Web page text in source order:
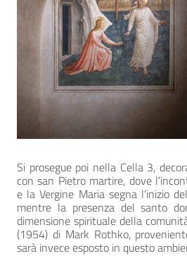
Si prosegue poi nella Cella 3,
con san Pietro martire, dove
e la Vergine Maria segna l’inizio
mentre la presenza del santo
dimensione spirituale della
(1954) di Mark Rothko,
sarà invece esposto in questo